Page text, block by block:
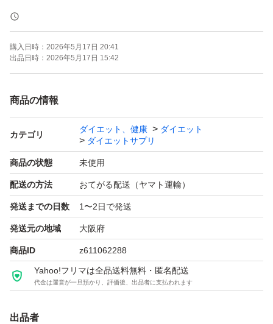
コメントなしの即購入大丈夫です
即日、ネコポス便(匿名配送)にて発送します
#大正製薬
購入日時： 2026年5月17日 20:41
出品日時： 2026年5月17日 15:42
商品の情報
カテゴリ
ダイエット、健康
ダイエット
ダイエットサプリ
商品の状態 未使用
配送の方法 おてがる配送（ヤマト運輸）
発送までの日数 1〜2日で発送
発送元の地域 大阪府
商品ID z611062288
Yahoo!フリマは全品送料無料・匿名配送
代金は運営が一旦預かり、評価後、出品者に支払われます
出品者